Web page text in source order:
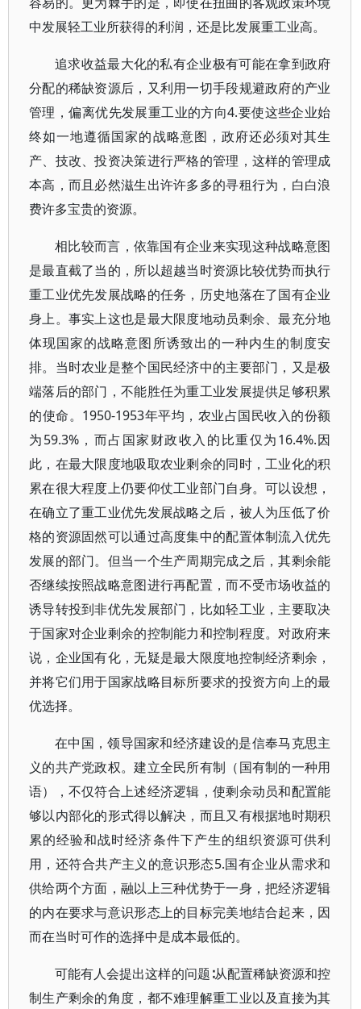
中发展轻工业所获得的利润，还是比发展重工业高。
追求收益最大化的私有企业极有可能在拿到政府
分配的稀缺资源后，又利用一切手段规避政府的产业
管理，偏离优先发展重工业的方向4.要使这些企业始
终如一地遵循国家的战略意图，政府还必须对其生
产、技改、投资决策进行严格的管理，这样的管理成
本高，而且必然滋生出许许多多的寻租行为，白白浪
费许多宝贵的资源。
相比较而言，依靠国有企业来实现这种战略意图
是最直截了当的，所以超越当时资源比较优势而执行
重工业优先发展战略的任务，历史地落在了国有企业
身上。事实上这也是最大限度地动员剩余、最充分地
体现国家的战略意图所诱致出的一种内生的制度安
排。当时农业是整个国民经济中的主要部门，又是极
端落后的部门，不能胜任为重工业发展提供足够积累
的使命。1950-1953年平均，农业占国民收入的份额
为59.3%，而占国家财政收入的比重仅为16.4%.因
此，在最大限度地吸取农业剩余的同时，工业化的积
累在很大程度上仍要仰仗工业部门自身。可以设想，
在确立了重工业优先发展战略之后，被人为压低了价
格的资源固然可以通过高度集中的配置体制流入优先
发展的部门。但当一个生产周期完成之后，其剩余能
否继续按照战略意图进行再配置，而不受市场收益的
诱导转投到非优先发展部门，比如轻工业，主要取决
于国家对企业剩余的控制能力和控制程度。对政府来
说，企业国有化，无疑是最大限度地控制经济剩余，
并将它们用于国家战略目标所要求的投资方向上的最
优选择。
在中国，领导国家和经济建设的是信奉马克思主
义的共产党政权。建立全民所有制（国有制的一种用
语），不仅符合上述经济逻辑，使剩余动员和配置能
够以内部化的形式得以解决，而且又有根据地时期积
累的经验和战时经济条件下产生的组织资源可供利
用，还符合共产主义的意识形态5.国有企业从需求和
供给两个方面，融以上三种优势于一身，把经济逻辑
的内在要求与意识形态上的目标完美地结合起来，因
而在当时可作的选择中是成本最低的。
可能有人会提出这样的问题∶从配置稀缺资源和控
制生产剩余的角度，都不难理解重工业以及直接为其